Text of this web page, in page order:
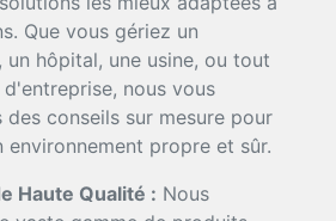
Que vous gériez un
un hôpital, une usine, ou tout
nous vous
des conseils sur mesure pour
environnement propre et sûr.
Haute Qualité : Nous